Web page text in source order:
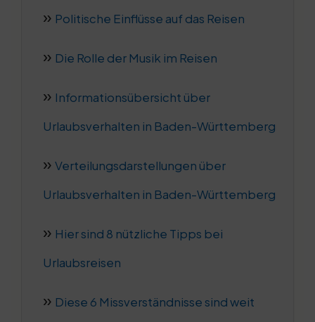
Politische Einflüsse auf das Reisen
Die Rolle der Musik im Reisen
Informationsübersicht über
Urlaubsverhalten in Baden-Württemberg
Verteilungsdarstellungen über
Urlaubsverhalten in Baden-Württemberg
Hier sind 8 nützliche Tipps bei
Urlaubsreisen
Diese 6 Missverständnisse sind weit